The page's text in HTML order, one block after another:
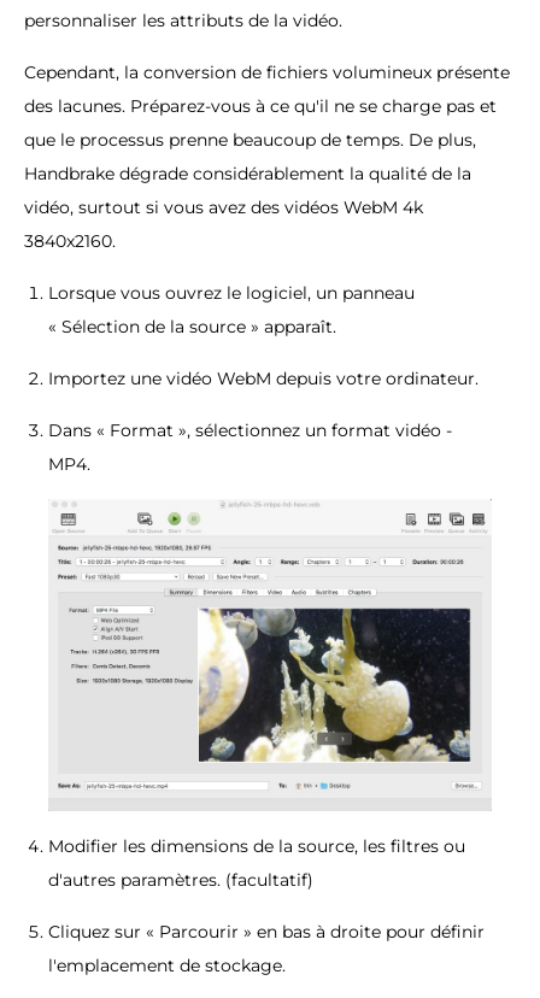
personnaliser les attributs de la vidéo.
Cependant, la conversion de fichiers volumineux présente
des lacunes. Préparez-vous à ce qu'il ne se charge pas et
que le processus prenne beaucoup de temps. De plus,
Handbrake dégrade considérablement la qualité de la
vidéo, surtout si vous avez des vidéos WebM 4k
3840x2160.
Lorsque vous ouvrez le logiciel, un panneau
« Sélection de la source » apparaît.
Importez une vidéo WebM depuis votre ordinateur.
Dans « Format », sélectionnez un format vidéo -
MP4.
Modifier les dimensions de la source, les filtres ou
d'autres paramètres. (facultatif)
Cliquez sur « Parcourir » en bas à droite pour définir
l'emplacement de stockage.